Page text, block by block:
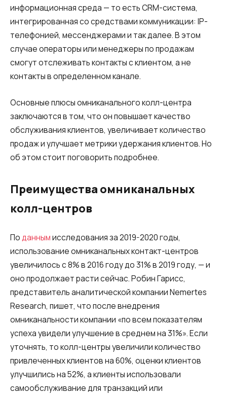
информационная среда — то есть CRM-система,
интегрированная со средствами коммуникации: IP-
телефонией, мессенджерами и так далее. В этом
случае операторы или менеджеры по продажам
смогут отслеживать контакты с клиентом, а не
контакты в определенном канале.
Основные плюсы омниканального колл-центра
заключаются в том, что он повышает качество
обслуживания клиентов, увеличивает количество
продаж и улучшает метрики удержания клиентов. Но
об этом стоит поговорить подробнее.
Преимущества омниканальных
колл-центров
Поданнымисследования за 2019-2020 годы,
использование омниканальных контакт-центров
увеличилось с 8% в 2016 году до 31% в 2019 году, — и
оно продолжает расти сейчас. Робин Гарисс,
представитель аналитической компании Nemertes
Research, пишет, что после внедрения
омниканальности компании «по всем показателям
успеха увидели улучшение в среднем на 31%». Если
уточнять, то колл-центры увеличили количество
привлеченных клиентов на 60%, оценки клиентов
улучшились на 52%, а клиенты использовали
самообслуживание для транзакций или